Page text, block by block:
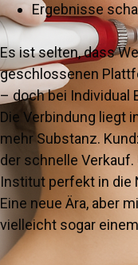
Ergebnisse
Es ist selten, dass
geschlossenen
– doch bei Individual
Die Verbindung liegt
mehr Substanz.
der schnelle
Institut perfekt in die
Eine neue Ära, aber
vielleicht sogar